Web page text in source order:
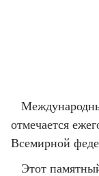
отмечается
Всемирной
Этот